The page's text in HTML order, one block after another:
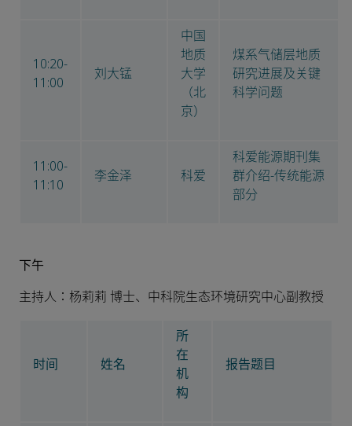
10:20-
11:00
刘大锰
中国
地质
大学
（北
京）
煤系气储层地质
研究进展及关键
科学问题
11:00-
11:10
李金泽 科爱
科爱能源期刊集
群介绍-传统能源
部分
下午
主持人：杨莉莉 博士、中科院生态环境研究中心副教授
时间 姓名
所
在
机
构
报告题目